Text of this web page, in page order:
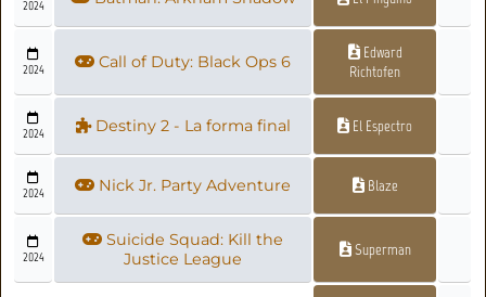
2024
2024 Call of Duty: Black Ops 6
Edward
Richtofen
2024 Destiny 2 - La forma final El Espectro
2024 Nick Jr. Party Adventure Blaze
2024
Suicide Squad: Kill the
Justice League
Superman